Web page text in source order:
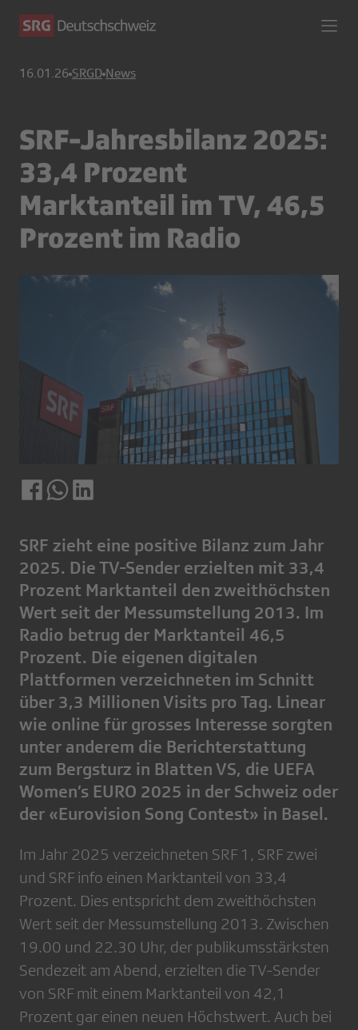
16.01.26 SRGD News
SRF-Jahresbilanz 2025:
33,4 Prozent
Marktanteil im TV, 46,5
Prozent im Radio
SRF zieht eine positive Bilanz zum Jahr
2025. Die TV-Sender erzielten mit 33,4
Prozent Marktanteil den zweithöchsten
Wert seit der Messumstellung 2013. Im
Radio betrug der Marktanteil 46,5
Prozent. Die eigenen digitalen
Plattformen verzeichneten im Schnitt
über 3,3 Millionen Visits pro Tag. Linear
wie online für grosses Interesse sorgten
unter anderem die Berichterstattung
zum Bergsturz in Blatten VS, die UEFA
Women’s EURO 2025 in der Schweiz oder
der «Eurovision Song Contest» in Basel.
Im Jahr 2025 verzeichneten SRF 1, SRF zwei
und SRF info einen Marktanteil von 33,4
Prozent. Dies entspricht dem zweithöchsten
Wert seit der Messumstellung 2013. Zwischen
19.00 und 22.30 Uhr, der publikumsstärksten
Sendezeit am Abend, erzielten die TV-Sender
von SRF mit einem Marktanteil von 42,1
Prozent gar einen neuen Höchstwert. Auch bei